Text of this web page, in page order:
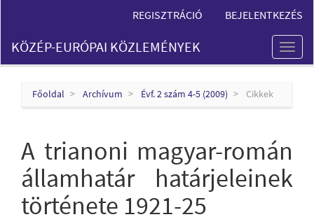
Content
Sidebar
REGISZTRÁCIÓ BEJELENTKEZÉS
Toggle
KÖZÉP-EURÓPAI KÖZLEMÉNYEK
Főoldal Archívum Évf. 2 szám 4-5 (2009) Cikkek
A trianoni magyar-román
államhatár határjeleinek
története 1921-25